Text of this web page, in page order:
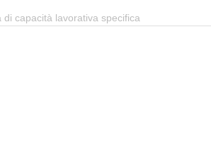
capacità lavorativa specifica